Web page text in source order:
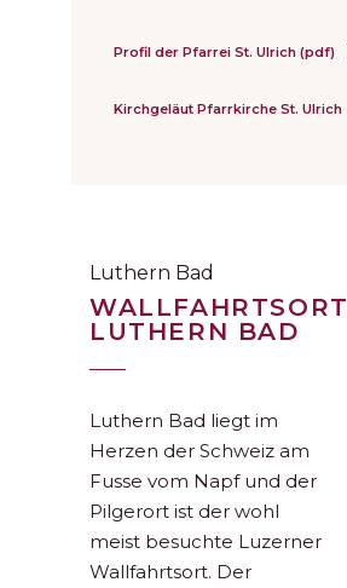
Profil der Pfarrei St. Ulrich (pdf)
Kirchgeläut Pfarrkirche St. Ulrich
Luthern Bad
WALLFAHRTSORT
LUTHERN BAD
Luthern Bad liegt im
Herzen der Schweiz am
Fusse vom Napf und der
Pilgerort ist der wohl
meist besuchte Luzerner
Wallfahrtsort. Der